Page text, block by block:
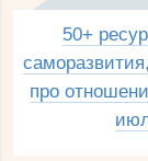
50+
про